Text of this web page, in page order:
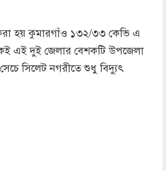
হয় কুমারগাঁও ১৩২/৩৩ কেভি এ
এই দুই জেলার বেশকটি উপজেলা
সিলেট নগরীতে শুধু বিদ্যুৎ